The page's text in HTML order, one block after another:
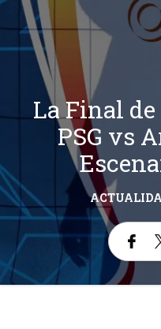
La Final
PSG vs